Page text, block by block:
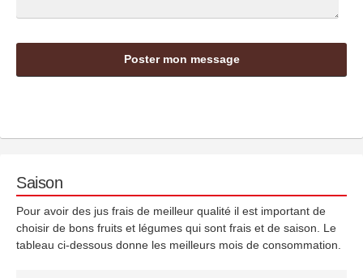
Saison
Pour avoir des jus frais de meilleur qualité il est important de
choisir de bons fruits et légumes qui sont frais et de saison. Le
tableau ci-dessous donne les meilleurs mois de consommation.